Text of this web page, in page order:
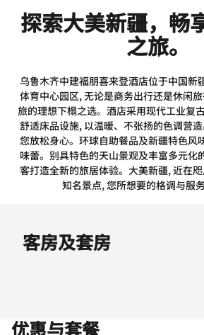
探索大美新疆，畅
之旅。
乌鲁木齐中建福朋喜来登酒店位于中国新
体育中心园区, 无论是商务出行还是休闲
旅的理想下榻之选。酒店采用现代工业复
舒适床品设施, 以温暖、不张扬的色调营
您放松身心。环球自助餐品及新疆特色风
味蕾。别具特色的天山景观及丰富多元化
客打造全新的旅居体验。大美新疆, 近在
知名景点, 您所想要的格调与服
客房及套房
优惠与套餐